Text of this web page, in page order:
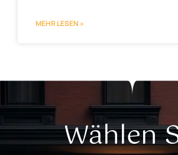
MEHR LESEN »
Wählen